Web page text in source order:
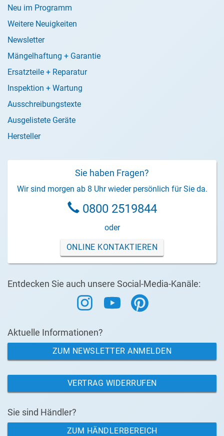
Neu im Programm
Weitere Neuigkeiten
Newsletter
Mängelhaftung + Garantie
Ersatzteile + Reparatur
Inspektion + Wartung
Ausschreibungstexte
Ausgelistete Geräte
Hersteller
Sie haben Fragen?
Wir sind morgen ab 8 Uhr wieder persönlich für Sie da.
0800 2519844
oder
ONLINE KONTAKTIEREN
Entdecken Sie auch unsere Social-Media-Kanäle:
Aktuelle Informationen?
ZUM NEWSLETTER ANMELDEN
VERTRAG WIDERRUFEN
Sie sind Händler?
ZUM HÄNDLERBEREICH